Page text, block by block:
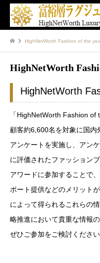
HighNetWorth Fashion of the
HighNetWorth
HighNetWorth
「HighNetWorth Fashion
顧客約6,600名を対象に国
アンケートを実施し、アン
に評価されたファッション
アワードに参加することで
ポート提供などのメリット
によって得られるこれらの
略推進において貴重な情報
ぜひご参加をご検討ください